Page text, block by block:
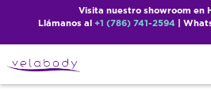
Visita nuestro showroom en
Llámanos al +1 (786) 741-2594|